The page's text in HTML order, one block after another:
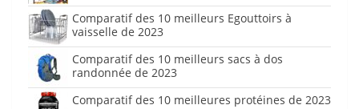
Comparatif des 10 meilleurs Egouttoirs à
vaisselle de 2023
Comparatif des 10 meilleurs sacs à dos
randonnée de 2023
Comparatif des 10 meilleures protéines de 2023